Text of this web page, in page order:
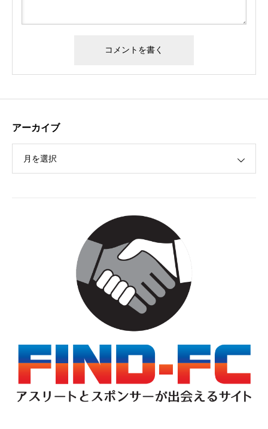
三船仁選手が出演！
高岡市青年会議所オープン例会『挑戦のすゝめ ～子ども
ング・河合紫乃選手登壇
アーカイブ
月を選択